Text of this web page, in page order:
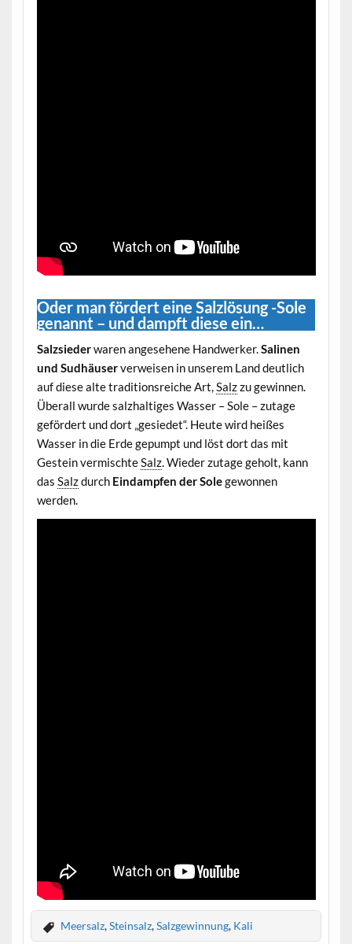
Oder man fördert eine Salzlösung -Sole
genannt – und dampft diese ein…
Salzsiederwaren angesehene Handwerker.Salinen
und Sudhäuserverweisen in unserem Land deutlich
auf diese alte traditionsreiche Art,Salzzu gewinnen.
Überall wurde salzhaltiges Wasser – Sole – zutage
gefördert und dort „gesiedet“. Heute wird heißes
Wasser in die Erde gepumpt und löst dort das mit
Gestein vermischteSalz. Wieder zutage geholt, kann
das Salzdurch Eindampfen der Solegewonnen
werden.
Meersalz,Steinsalz,Salzgewinnung, Kali